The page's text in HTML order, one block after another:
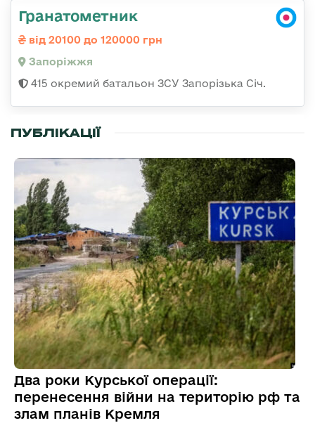
Гранатометник
від 20100 до 120000 грн
Запоріжжя
415 окремий батальон ЗСУ Запорізька Січ.
ПУБЛІКАЦІЇ
Два роки Курської операції:
перенесення війни на територію рф та
злам планів Кремля